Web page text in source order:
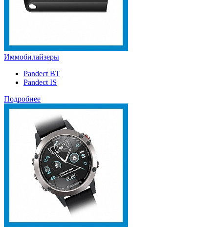
Иммобилайзеры
Pandect BT
Pandect IS
Подробнее